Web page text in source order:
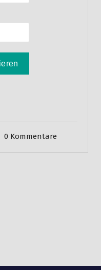
0 Kommentare